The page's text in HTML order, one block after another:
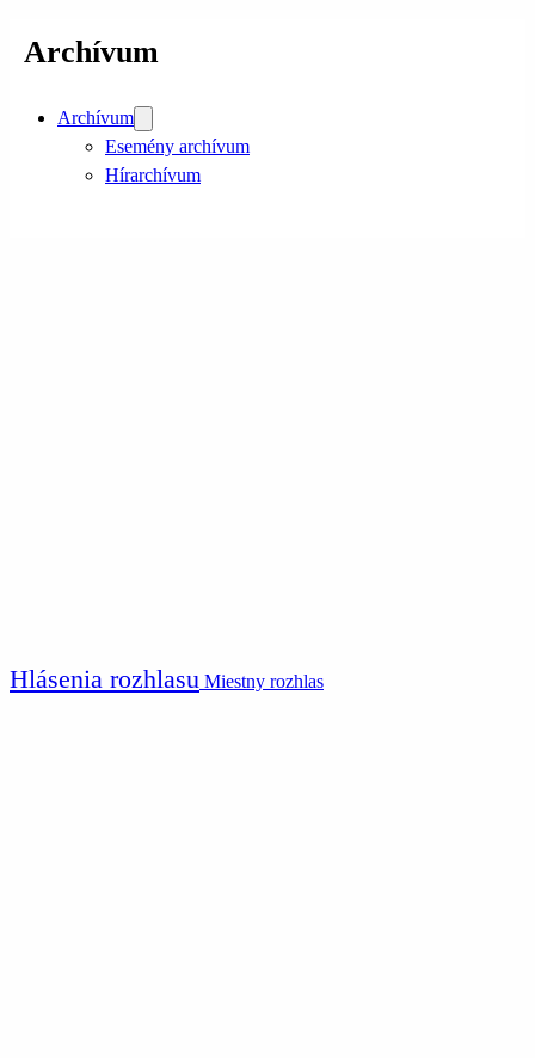
Archívum
Archívum
Esemény archívum
Hírarchívum
Hlásenia rozhlasu Miestny rozhlas